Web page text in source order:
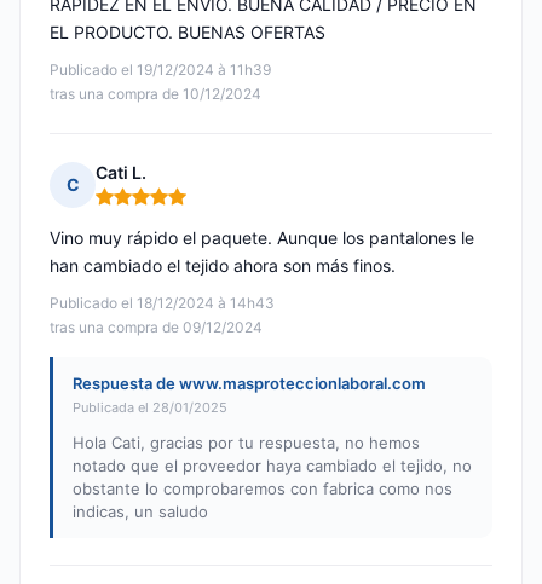
Publicado el 19/12/2024 à 11h39
tras una compra de 10/12/2024
RAPIDEZ EN EL ENVIO. BUENA CALIDAD / PRECIO EN
EL PRODUCTO. BUENAS OFERTAS
C
Cati L.
Nota: 5 de 5
Publicado el 18/12/2024 à 14h43
tras una compra de 09/12/2024
Vino muy rápido el paquete. Aunque los pantalones le
han cambiado el tejido ahora son más finos.
Respuesta de www.masproteccionlaboral.com
Publicada el 28/01/2025
Hola Cati, gracias por tu respuesta, no hemos
notado que el proveedor haya cambiado el tejido, no
obstante lo comprobaremos con fabrica como nos
indicas, un saludo